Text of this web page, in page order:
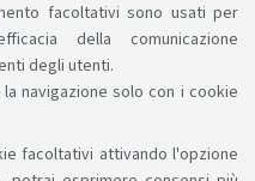
facoltativi sono usati per
della comunicazione
degli utenti.
navigazione solo con i cookie
facoltativi attivando l'opzione
conoscenza